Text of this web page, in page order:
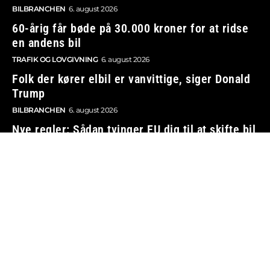
BILBRANCHEN 6. august 2026
60-årig får bøde på 30.000 kroner for at ridse
en andens bil
TRAFIK OG LOVGIVNING 6. august 2026
Folk der kører elbil er vanvittige, siger Donald
Trump
BILBRANCHEN 6. august 2026
Nye regler: Sådan tvinger EU dig til at skifte bil